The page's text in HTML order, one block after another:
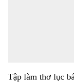
Tập làm thơ lục